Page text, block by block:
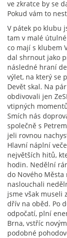
ve zkratce by se
Pokud vám to
V pátek po klubu
tam v malé
co mají s klubem
dal shrnout jako
následné hraní
výlet, na který se
Devět skal. Na
obdivovali jen
vtipných
Smích nás
společně s
jeli rovnou
Hlavní náplní
největších hitů,
hodin. Nedělní
do Nového
naslouchali
jsme však museli
dřív na oběd. Po
odpočatí, plní
Brna, vstříc
podobné